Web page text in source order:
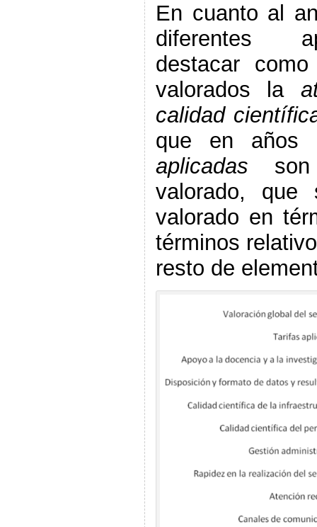
En cuanto al
diferentes
destacar
valorados la
calidad
que en años
aplicadas son
valorado,
valorado en
términos
resto de